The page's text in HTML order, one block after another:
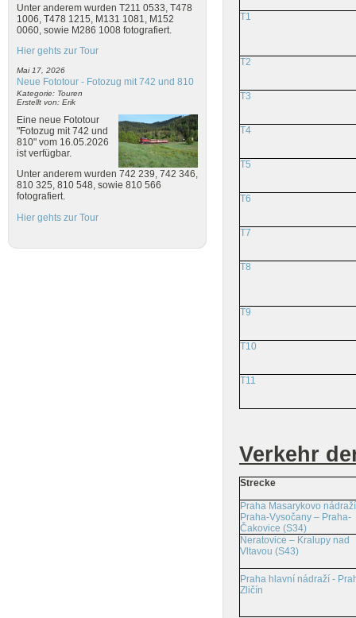
Unter anderem wurden T211 0533, T478
1006, T478 1215, M131 1081, M152
0060, sowie M286 1008 fotografiert.
Hier gehts zur Tour
Mai 17, 2026
Neue Fototour - Fotozug mit 742 und 810
Kategorie: Touren
Erstellt von: Erik
Eine neue Fototour
"Fotozug mit 742 und
810" vom 16.05.2026
ist verfügbar.
Unter anderem wurden 742 239, 742 346,
810 325, 810 548, sowie 810 566
fotografiert.
Hier gehts zur Tour
T1
T2
T3
T4
T5
T6
T7
T8
T9
T10
T11
Verkehr
Strecke
Praha Masarykovo
Praha-Vysočany – Praha-
Čakovice (S34)
Neratovice – Kralupy nad
Vltavou (S43)
Praha hlavní nádraží -
Zličín